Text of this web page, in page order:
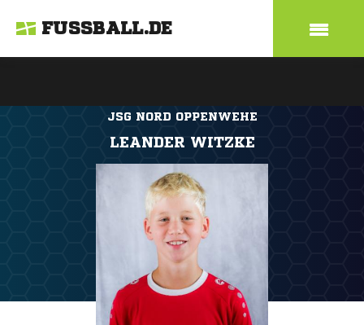
FUSSBALL.DE
JSG NORD OPPENWEHE
LEANDER WITZKE